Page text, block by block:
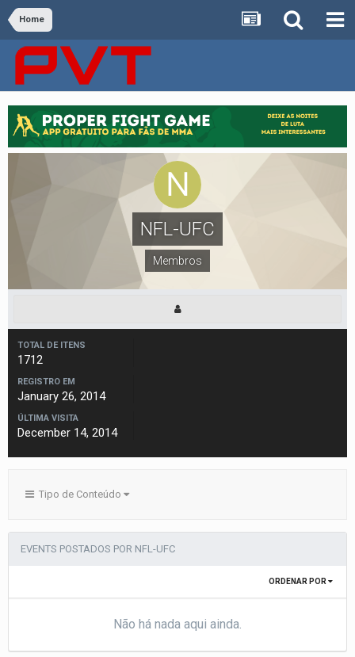
Home
NFL-UFC
Membros
TOTAL DE ITENS
1712
REGISTRO EM
January 26, 2014
ÚLTIMA VISITA
December 14, 2014
Tipo de Conteúdo
EVENTS POSTADOS POR NFL-UFC
ORDENAR POR
Não há nada aqui ainda.